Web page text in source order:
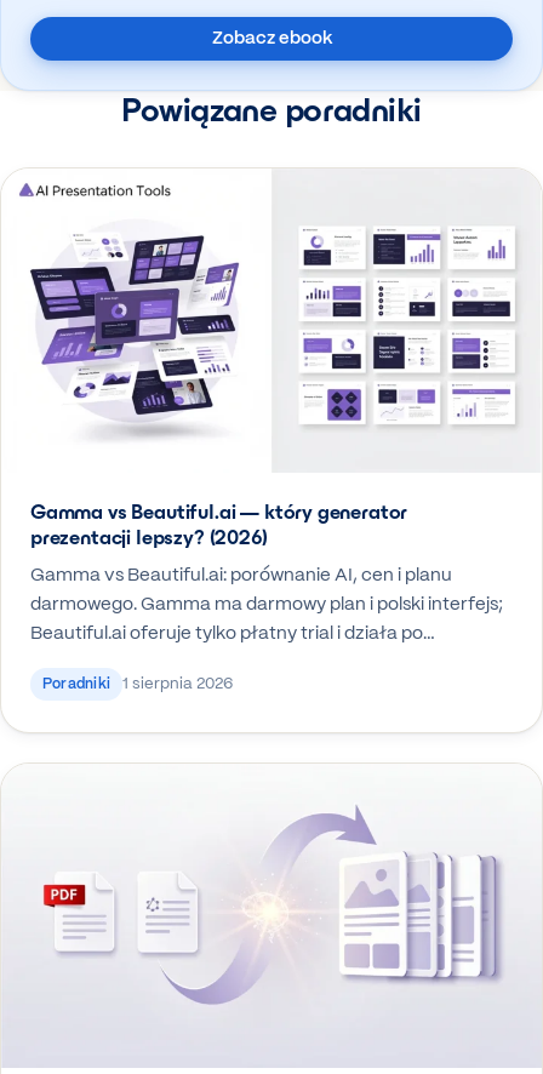
Zobacz ebook
Powiązane poradniki
Gamma vs Beautiful.ai — który generator
prezentacji lepszy? (2026)
Gamma vs Beautiful.ai: porównanie AI, cen i planu
darmowego. Gamma ma darmowy plan i polski interfejs;
Beautiful.ai oferuje tylko płatny trial i działa po…
Poradniki 1 sierpnia 2026